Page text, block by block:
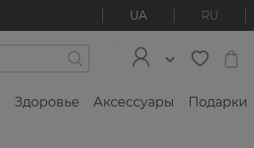
UA RU
Здоровье Аксессуары Подарки